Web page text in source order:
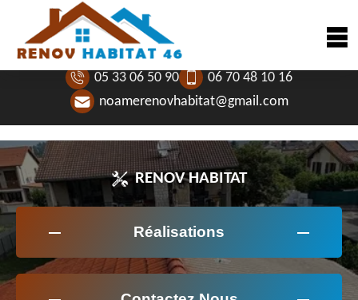
05 33 06 50 90
06 70 48 10 16
noamerenovhabitat@gmail.com
RENOV HABITAT
Réalisations